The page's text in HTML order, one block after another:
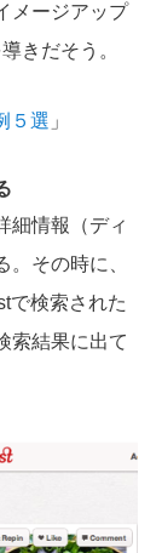
メージアップ
きだそう。
５選 」
細情報（ディ
その時に、
で検索された
索結果に出て